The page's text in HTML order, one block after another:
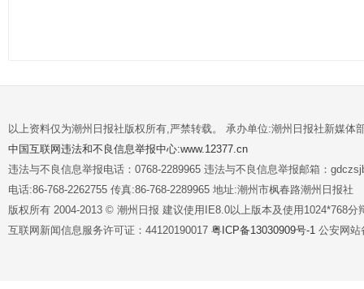
以上资料仅为潮州日报社版权所有,严禁转载。 承办单位:潮州日报社新媒体
中国互联网违法和不良信息举报中心:www.12377.cn
违法与不良信息举报电话：0768-2289965 违法与不良信息举报邮箱：
电话:86-768-2262755 传真:86-768-2289965 地址:潮州市枫春路潮州日报社
版权所有 2004-2013 © 潮州日报 建议使用IE8.0以上版本及使用1024*768分
互联网新闻信息服务许可证：44120190017 粤ICP备13030909号-1 公安网站